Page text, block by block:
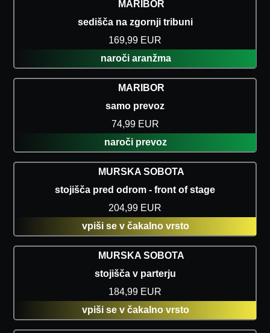
MARIBOR
sedišča na zgornji tribuni
169,99 EUR
naroči aranžma
MARIBOR
samo prevoz
74,99 EUR
naroči prevoz
MURSKA SOBOTA
stojišča pred odrom - front of stage
204,99 EUR
vpiši se v čakalno vrsto
MURSKA SOBOTA
stojišča v parterju
184,99 EUR
vpiši se v čakalno vrsto